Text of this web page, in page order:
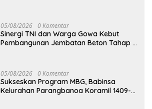
05/08/2026 0 Komentar
Sinergi TNI dan Warga Gowa Kebut
Pembangunan Jembatan Beton Tahap V
05/08/2026 0 Komentar
Sukseskan Program MBG, Babinsa
Kelurahan Parangbanoa Koramil 1409-